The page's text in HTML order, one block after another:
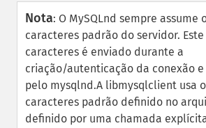
Nota: O MySQLnd sempre assume
caracteres padrão do servidor.
caracteres é enviado durante a
criação/autenticação da conexão e
pelo mysqlnd.A libmysqlclient usa
caracteres padrão definido no
definido por uma chamada